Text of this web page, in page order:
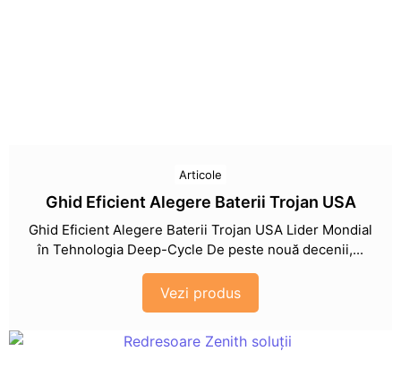
Articole
Ghid Eficient Alegere Baterii Trojan USA
Ghid Eficient Alegere Baterii Trojan USA Lider Mondial
în Tehnologia Deep-Cycle De peste nouă decenii,...
Vezi produs